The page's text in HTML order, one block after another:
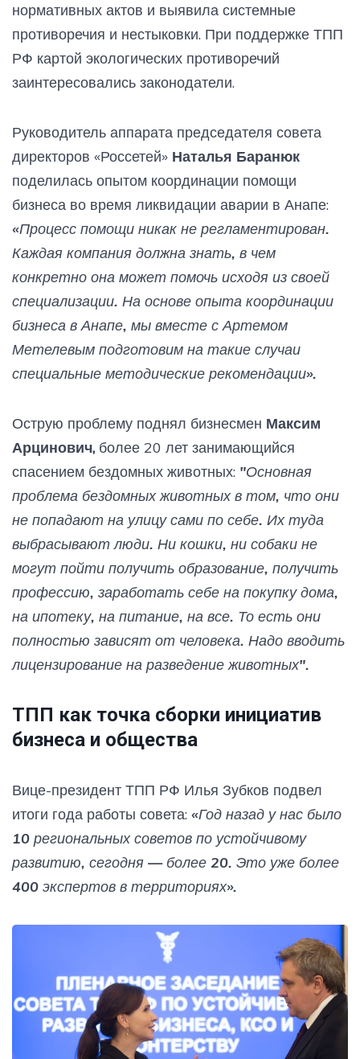
нормативных актов и выявила системные
противоречия и нестыковки. При поддержке ТПП
РФ картой экологических противоречий
заинтересовались законодатели.
Руководитель аппарата председателя совета
директоров «Россетей» Наталья Баранюк
поделилась опытом координации помощи
бизнеса во время ликвидации аварии в Анапе:
«Процесс помощи никак не регламентирован.
Каждая компания должна знать, в чем
конкретно она может помочь исходя из своей
специализации. На основе опыта координации
бизнеса в Анапе, мы вместе с Артемом
Метелевым подготовим на такие случаи
специальные методические рекомендации».
Острую проблему поднял бизнесмен Максим
Арцинович, более 20 лет занимающийся
спасением бездомных животных: "Основная
проблема бездомных животных в том, что они
не попадают на улицу сами по себе. Их туда
выбрасывают люди. Ни кошки, ни собаки не
могут пойти получить образование, получить
профессию, заработать себе на покупку дома,
на ипотеку, на питание, на все. То есть они
полностью зависят от человека. Надо вводить
лицензирование на разведение животных".
ТПП как точка сборки инициатив
бизнеса и общества
Вице-президент ТПП РФ Илья Зубков подвел
итоги года работы совета: «Год назад у нас было
10 региональных советов по устойчивому
развитию, сегодня — более 20. Это уже более
400 экспертов в территориях».